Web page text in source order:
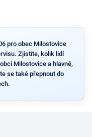
pro obec Milostovice
Zjistíte, kolik lidí
Milostovice a hlavně,
se také přepnout do